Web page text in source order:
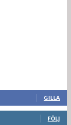
GILLA
FÖLJ